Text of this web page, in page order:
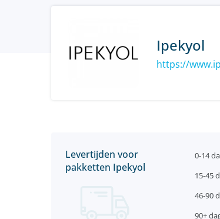
Ipekyol
https://
Levertijden voor
pakketten Ipekyol
0-14
15-45
46-90
90+